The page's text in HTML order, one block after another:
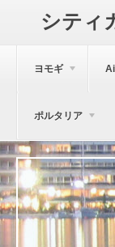
シティ
ヨモギ
ポルタリア